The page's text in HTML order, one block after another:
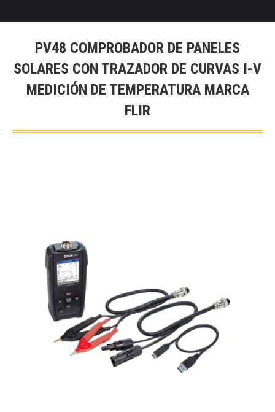
PV48 COMPROBADOR DE PANELES
SOLARES CON TRAZADOR DE CURVAS I-V
MEDICIÓN DE TEMPERATURA MARCA
FLIR